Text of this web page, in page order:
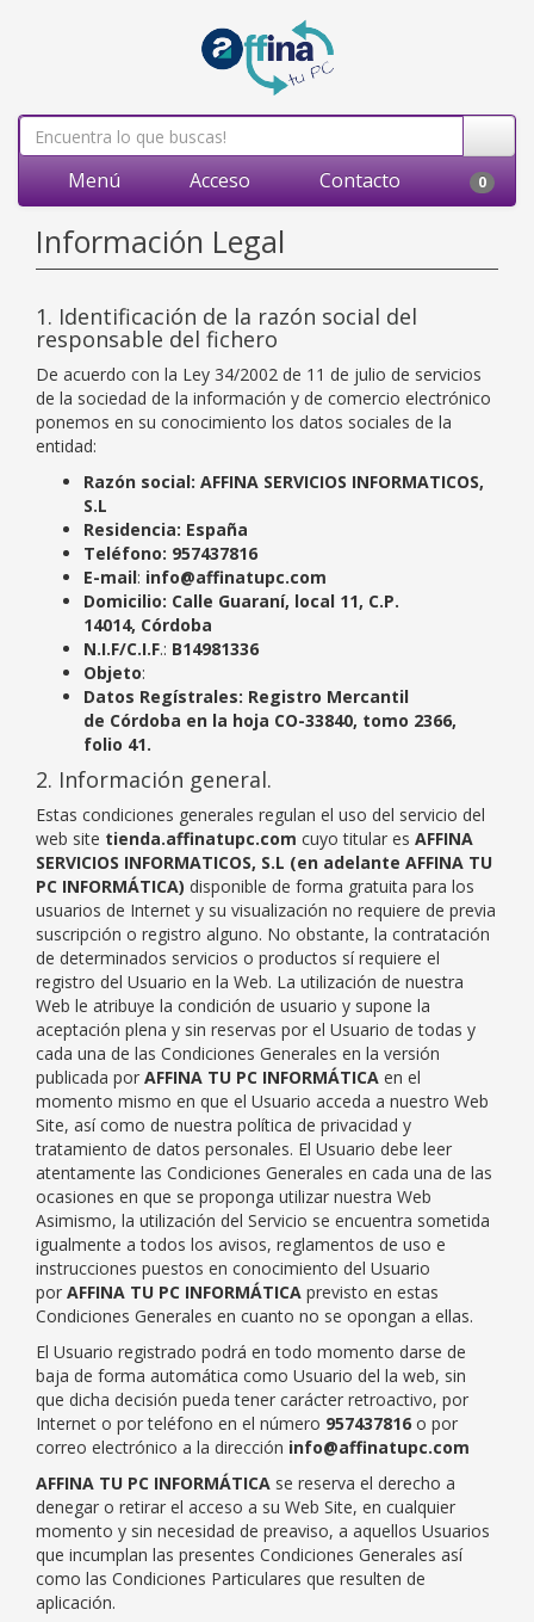
Menú Acceso Contacto 0
Información Legal
1. Identificación de la razón social del
responsable del fichero
De acuerdo con la Ley 34/2002 de 11 de julio de servicios
de la sociedad de la información y de comercio electrónico
ponemos en su conocimiento los datos sociales de la
entidad:
Razón social: AFFINA SERVICIOS INFORMATICOS,
S.L
Residencia: España
Teléfono: 957437816
E-mail: info@affinatupc.com
Domicilio: Calle Guaraní, local 11, C.P.
14014, Córdoba
N.I.F/C.I.F.: B14981336
Objeto:
Datos Regístrales: Registro Mercantil
de Córdoba en la hoja CO-33840, tomo 2366,
folio 41.
2. Información general.
Estas condiciones generales regulan el uso del servicio del
web site tienda.affinatupc.com cuyo titular es AFFINA
SERVICIOS INFORMATICOS, S.L (en adelante AFFINA TU
PC INFORMÁTICA) disponible de forma gratuita para los
usuarios de Internet y su visualización no requiere de previa
suscripción o registro alguno. No obstante, la contratación
de determinados servicios o productos sí requiere el
registro del Usuario en la Web. La utilización de nuestra
Web le atribuye la condición de usuario y supone la
aceptación plena y sin reservas por el Usuario de todas y
cada una de las Condiciones Generales en la versión
publicada por AFFINA TU PC INFORMÁTICA en el
momento mismo en que el Usuario acceda a nuestro Web
Site, así como de nuestra política de privacidad y
tratamiento de datos personales. El Usuario debe leer
atentamente las Condiciones Generales en cada una de las
ocasiones en que se proponga utilizar nuestra Web
Asimismo, la utilización del Servicio se encuentra sometida
igualmente a todos los avisos, reglamentos de uso e
instrucciones puestos en conocimiento del Usuario
por AFFINA TU PC INFORMÁTICA previsto en estas
Condiciones Generales en cuanto no se opongan a ellas.
El Usuario registrado podrá en todo momento darse de
baja de forma automática como Usuario del la web, sin
que dicha decisión pueda tener carácter retroactivo, por
Internet o por teléfono en el número 957437816 o por
correo electrónico a la dirección info@affinatupc.com
AFFINA TU PC INFORMÁTICA se reserva el derecho a
denegar o retirar el acceso a su Web Site, en cualquier
momento y sin necesidad de preaviso, a aquellos Usuarios
que incumplan las presentes Condiciones Generales así
como las Condiciones Particulares que resulten de
aplicación.